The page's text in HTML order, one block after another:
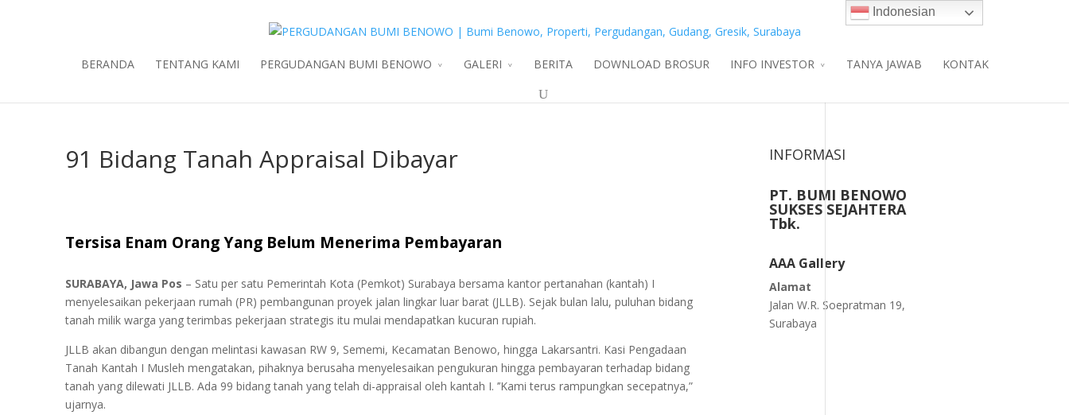
BERANDA TENTANG KAMI PERGUDANGAN BUMI BENOWO GALERI BERITA DOWNLOAD BROSUR INFO INVESTOR TANYA JAWAB KONTAK
91 Bidang Tanah Appraisal Dibayar
Tersisa Enam Orang Yang Belum Menerima Pembayaran
SURABAYA, Jawa Pos – Satu per satu Pemerintah Kota (Pemkot) Surabaya bersama kantor pertanahan (kantah) I
menyelesaikan pekerjaan rumah (PR) pembangunan proyek jalan lingkar luar barat (JLLB). Sejak bulan lalu, puluhan bidang
tanah milik warga yang terimbas pekerjaan strategis itu mulai mendapatkan kucuran rupiah.
JLLB akan dibangun dengan melintasi kawasan RW 9, Sememi, Kecamatan Benowo, hingga Lakarsantri. Kasi Pengadaan
Tanah Kantah I Musleh mengatakan, pihaknya berusaha menyelesaikan pengukuran hingga pembayaran terhadap bidang
tanah yang dilewati JLLB. Ada 99 bidang tanah yang telah di-appraisal oleh kantah I. ’’Kami terus rampungkan secepatnya,”
ujarnya.
INFORMASI
PT. BUMI BENOWO
SUKSES SEJAHTERA
Tbk.
AAA Gallery
Alamat
Jalan W.R. Soepratman 19,
Surabaya
Indonesian